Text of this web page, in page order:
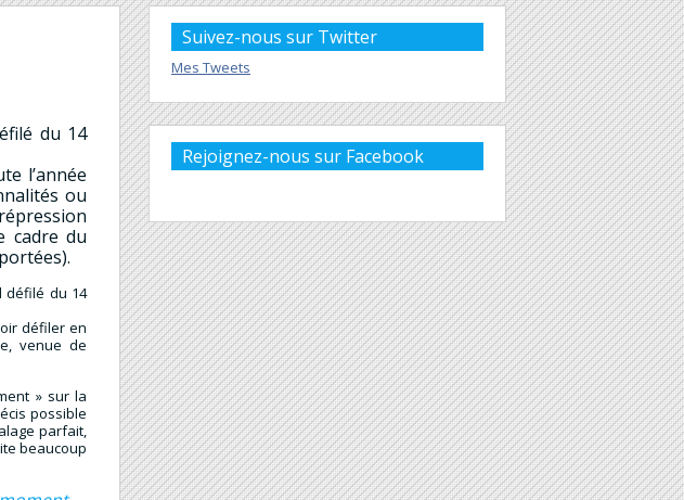
du 14
l’année
ou
cadre du
défilé du 14
défiler en
venue de
» sur la
possible
parfait,
beaucoup
Suivez-nous sur Twitter
Mes Tweets
Rejoignez-nous sur Facebook